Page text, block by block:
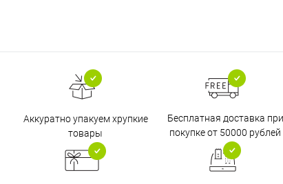
Аккуратно упакуем хрупкие
товары
Бесплатная доставка при
покупке от 50000 рублей